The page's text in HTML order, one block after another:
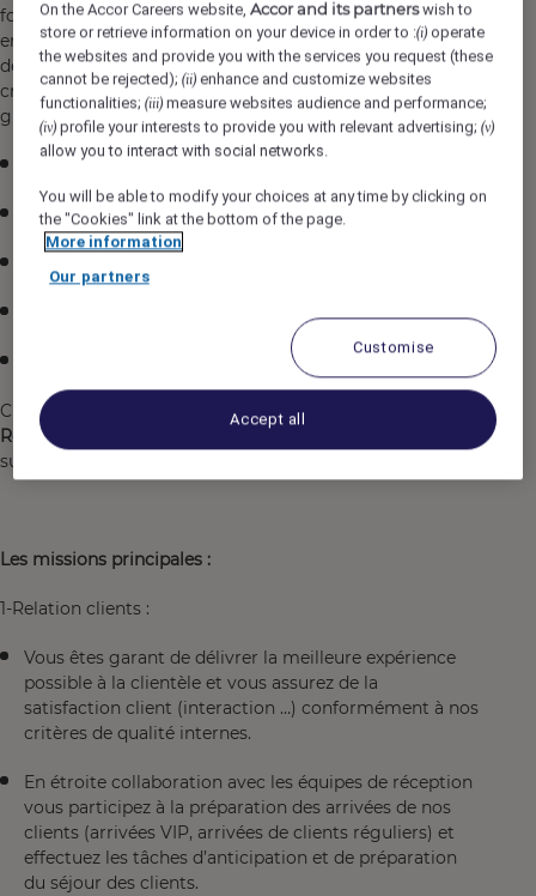
forêt de Rambouillet dans la Vallée de Chevreuse. Abbaye
entame désormais, avec Paris Society, une nouvelle page
de son histoire, prête à rayonner à travers le monde et
crée ainsi une nouvelle signature hôtelière s’illustrant
grâce à des prestations uniques telles que
144 chambres présentes sur 3 bâtisses
4 restaurants et 2 bars
C'est dans ce contexte que nous recherchons
Relation H/F,
à ce poste vos missions seront les
suivantes.
Les missions principales :
1-Relation clients :
Vous êtes garant de délivrer la meilleure expérience
possible à la clientèle et vous assurez de la
satisfaction client (interaction …) conformément à nos
critères de qualité internes.
En étroite collaboration avec les équipes de réception
vous participez à la préparation des arrivées de nos
clients (arrivées VIP, arrivées de clients réguliers) et
effectuez les tâches d’anticipation et de préparation
du séjour des clients.
On the Accor Careers website,Accor and its partnerswish to
store or retrieve information on your device in order to :(i) operate
the websites and provide you with the services you request (these
cannot be rejected);(ii) enhance and customize websites
functionalities;(iii) measure websites audience and performance;
(iv) profile your interests to provide you with relevant advertising;(v)
allow you to interact with social networks.
You will be able to modify your choices at any time by clicking on
the "Cookies" link at the bottom of the page.
More information
Our partners
Customise
Accept all